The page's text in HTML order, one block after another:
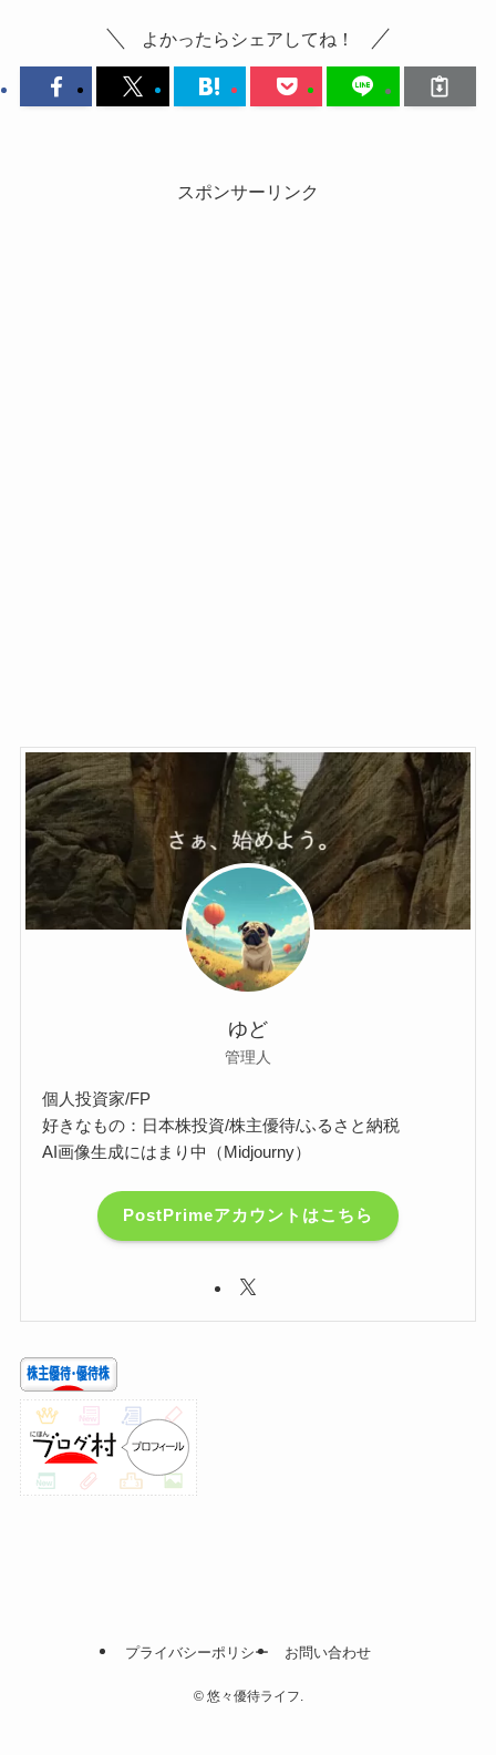
よかったらシェアしてね！
スポンサーリンク
ゆど
管理人
個人投資家/FP
好きなもの：日本株投資/株主優待/ふるさと納税
AI画像生成にはまり中（Midjourny）
PostPrimeアカウントはこちら
プライバシーポリシー お問い合わせ
©悠々優待ライフ.